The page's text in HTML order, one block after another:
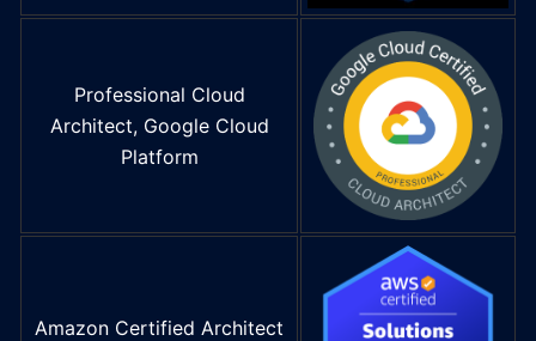
Professional Cloud
Architect, Google Cloud
Platform
Amazon Certified Architect